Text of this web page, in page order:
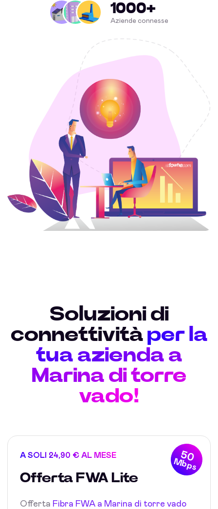
1000+
Aziende connesse
Soluzioni di
connettività per la
tua azienda a
Marina di torre
vado!
50
Mbps
A SOLI 24,90 € AL MESE
Offerta FWA Lite
Offerta Fibra FWA a Marina di torre vado